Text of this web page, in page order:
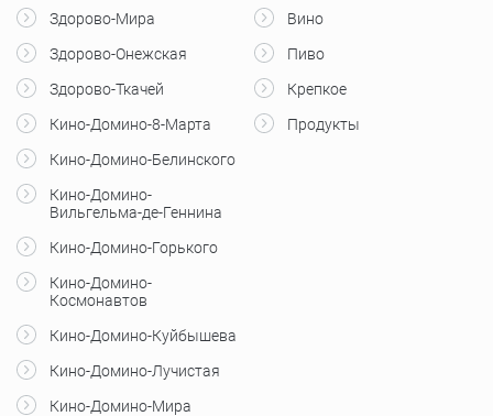
Здорово-Мира
Здорово-Онежская
Здорово-Ткачей
Кино-Домино-8-Марта
Кино-Домино-Белинского
Кино-Домино-
Вильгельма-де-Геннина
Кино-Домино-Горького
Кино-Домино-
Космонавтов
Кино-Домино-Куйбышева
Кино-Домино-Лучистая
Кино-Домино-Мира
Вино
Пиво
Крепкое
Продукты